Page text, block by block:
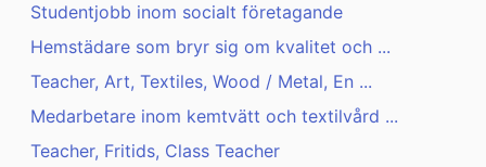
Studentjobb inom socialt företagande
Hemstädare som bryr sig om kvalitet och ...
Teacher, Art, Textiles, Wood / Metal, En ...
Medarbetare inom kemtvätt och textilvård ...
Teacher, Fritids, Class Teacher